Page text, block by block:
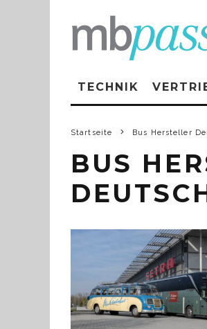
TECHNIK
Startseite Bus Hersteller
BUS